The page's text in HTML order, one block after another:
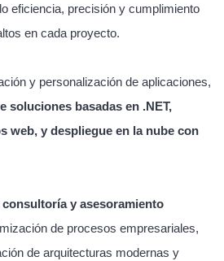
eficiencia, precisión y cumplimiento
en cada proyecto.
y personalización de aplicaciones,
soluciones basadas en .NET,
web, y despliegue en la nube con
consultoría y asesoramiento
de procesos empresariales,
de arquitecturas modernas y